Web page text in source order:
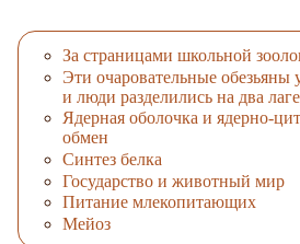
За страницами школьной
Эти очаровательные
и люди разделились на два
Ядерная оболочка и ядерно-
обмен
Синтез белка
Государство и животный мир
Питание млекопитающих
Мейоз